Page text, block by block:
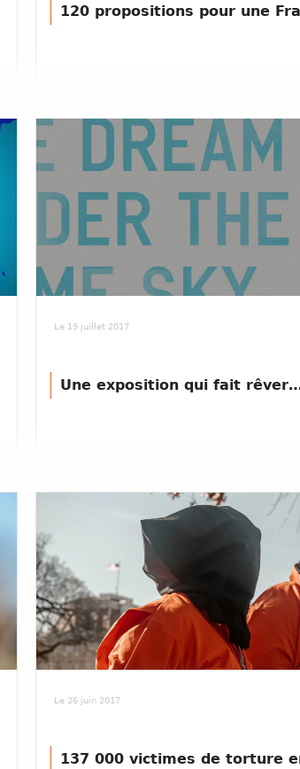
120 propositions pour une
Le 19 juillet 2017
Une exposition qui fait
Le 26 juin 2017
137 000 victimes de torture